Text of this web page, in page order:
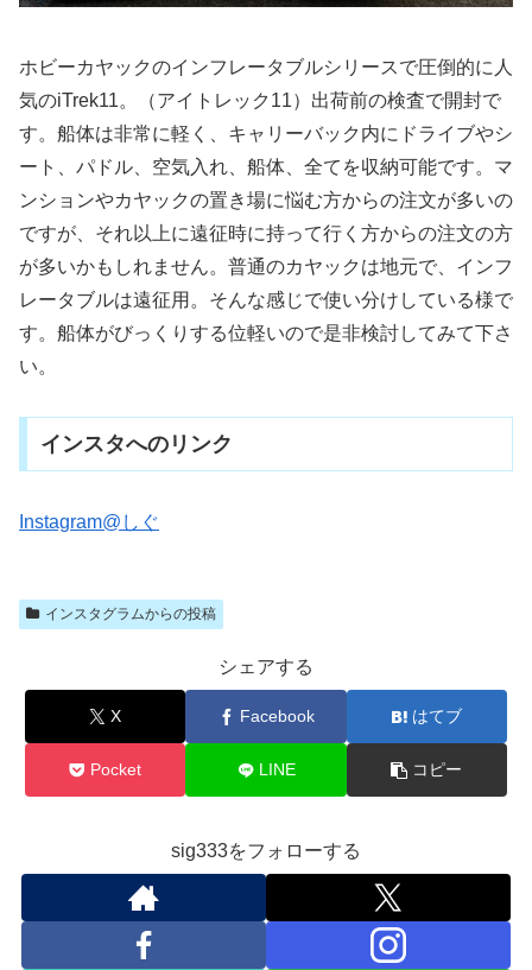
ホビーカヤックのインフレータブルシリースで圧倒的に人
気のiTrek11。（アイトレック11）出荷前の検査で開封で
す。船体は非常に軽く、キャリーバック内にドライブやシ
ート、パドル、空気入れ、船体、全てを収納可能です。マ
ンションやカヤックの置き場に悩む方からの注文が多いの
ですが、それ以上に遠征時に持って行く方からの注文の方
が多いかもしれません。普通のカヤックは地元で、インフ
レータブルは遠征用。そんな感じで使い分けしている様で
す。船体がびっくりする位軽いので是非検討してみて下さ
い。
インスタへのリンク
Instagram@しぐ
インスタグラムからの投稿
シェアする
X Facebook はてブ
Pocket LINE コピー
sig333をフォローする